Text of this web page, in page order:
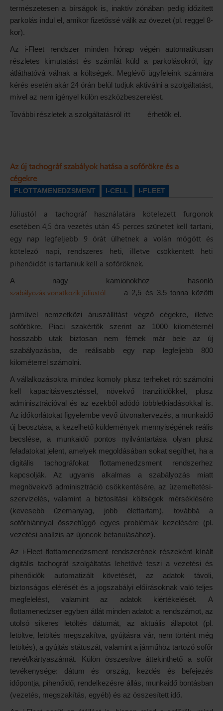
természetesen a bírságok is, inaktív zónában pedig időzített
parkolás indul el, amikor fizetőssé válik az övezet (pl. reggel 8-
kor).
Az i-Fleet rendszer minden hónap végén automatikusan
részletes kimutatást és számlát küld a parkolásokról, így
átláthatóvá válnak a költségek. Meglévő ügyfeleink számára
kérés esetén akár 24 órán belül tudjuk aktiválni a szolgáltatást,
mivel az nem igényel külön eszközbeszerelést.
További részletek a szolgáltatásról itt érhetők el.
Az új tachográf szabályok hatása a sofőrökre és a
cégekre
FLOTTAMENEDZSMENT I-CELL I-FLEET
Júliustól a tachográf használatára kötelezett furgonok
esetében 4,5 óra vezetés után 45 perces szünetet kell tartani,
egy nap legfeljebb 9 órát ülhetnek a volán mögött és
kötelező napi, rendszeres heti, illetve csökkentett heti
pihenőidőt is tartaniuk kell a sofőröknek.
A nagy kamionokhoz hasonló
szabályozás vonatkozik júliustól a 2,5 és 3,5 tonna közötti
járművel nemzetközi áruszállítást végző cégekre, illetve
sofőrökre. Piaci szakértők szerint az 1000 kilométernél
hosszabb utak biztosan nem férnek már bele az új
szabályozásba, de reálisabb egy nap legfeljebb 800
kilométerrel számolni.
A vállalkozásokra mindez komoly plusz terheket ró: számolni
kell kapacitásvesztéssel, növekvő tranzitidőkkel, plusz
adminisztrációval és az ezekből adódó többletkiadásokkal is.
Az időkorlátokat figyelembe vevő útvonaltervezés, a munkaidő
új beosztása, a kezelhető küldemények mennyiségének reális
becslése, a munkaidő pontos nyilvántartása olyan plusz
feladatokat jelent, amelyek megoldásában sokat segíthet, ha a
digitális tachográfokat flottamenedzsment rendszerhez
kapcsolják. Az ugyanis alkalmas a szabályozás miatt
megnövekvő adminisztráció csökkentésére, az üzemeltetési-
szervizelés, valamint a biztosítási költségek mérséklésére
(kevesebb üzemanyag, jobb élettartam), továbbá a
sofőrhiánnyal összefüggő egyes problémák kezelésére (pl.
vezetési analízis az újoncok betanulásához).
Az i-Fleet flottamenedzsment rendszerének részeként kínált
digitális tachográf szolgáltatás lehetővé teszi a vezetési és
pihenőidők automatizált követését, az adatok távoli,
biztonságos elérését és a jogszabályi előírásoknak való teljes
megfelelést, valamint az adatok kiértékelését. A
flottamenedzser egyben átlát minden adatot: a rendszámot, az
utolsó sikeres letöltés dátumát, az aktuális állapotot (pl.
letöltve, letöltés megszakítva, gyújtásra vár, nem történt még
letöltés), a gyújtás státuszát, valamint a járműhöz tartozó sofőr
nevét/kártyaszámát. Külön összesítve áttekinthető a sofőr
tevékenysége: dátum és ország, kezdés és befejezés
időpontja, pihenőidő, rendelkezésre állás, munkaidő bontásban
(vezetés, megszakítás, egyéb) és az összesített idő.